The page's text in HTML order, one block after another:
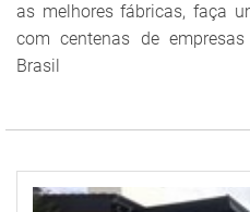
as melhores fábricas, faça
com centenas de
Brasil